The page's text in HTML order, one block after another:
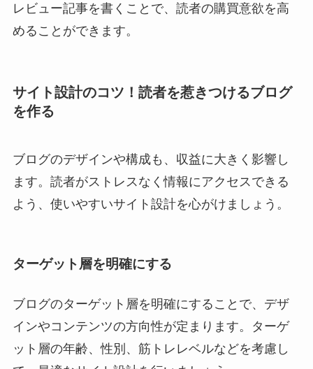
レビュー記事を書くことで、読者の購買意欲を高
めることができます。
サイト設計のコツ！読者を惹きつけるブログ
を作る
ブログのデザインや構成も、収益に大きく影響し
ます。読者がストレスなく情報にアクセスできる
よう、使いやすいサイト設計を心がけましょう。
ターゲット層を明確にする
ブログのターゲット層を明確にすることで、デザ
インやコンテンツの方向性が定まります。ターゲ
ット層の年齢、性別、筋トレレベルなどを考慮し